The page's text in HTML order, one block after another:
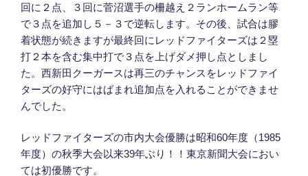
回に２点、３回に菅沼選手の柵越え２ランホームラン等
で３点を追加し５－３で逆転します。その後、試合は膠
着状態が続きますが最終回にレッドファイターズは２塁
打２本を含む集中打で３点を上げダメ押し点としまし
た。西新田クーガースは再三のチャンスをレッドファイ
ターズの好守にはばまれ追加点を入れることができませ
んでした。
レッドファイターズの市内大会優勝は昭和60年度（1985
年度）の秋季大会以来39年ぶり！！東京新聞大会におい
ては初優勝です。